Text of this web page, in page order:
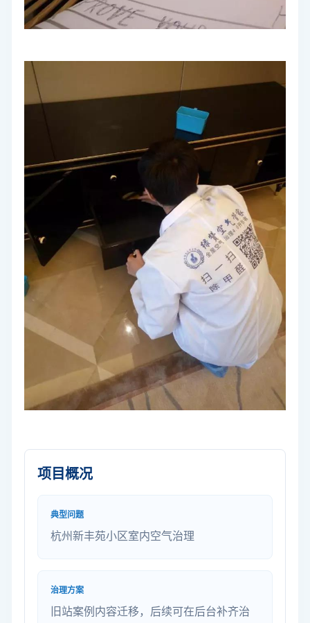
项目概况
典型问题
杭州新丰苑小区室内空气治理
治理方案
旧站案例内容迁移，后续可在后台补齐治